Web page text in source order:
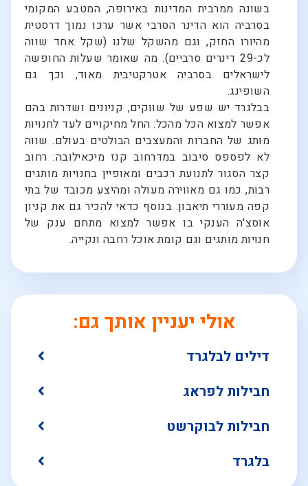
בשונה ממרבית המדינות באירופה, המטבע המקומי
בסרביה הוא הדינר הסרבי אשר ערכו נמוך דרסטית
מהיורו החזק, וגם מהשקל שלנו (שקל אחד שווה
לכ-29 דינרים סרביים). מה שאומר שעלות החופשה
לישראלים בסרביה אטרקטיבית מאוד, וכך גם
השופינג.
בבלגרד יש שפע של שווקים, קניונים ושדרות בהם
אפשר למצוא הכל מהכל: החל מחיקויים לעד לחנויות
מותג של החברות והמעצבים הבולטים בעולם. שווה
לא לפספס סיבוב במדרחוב קנז מיכאילובה: רחוב
קצר הסגור לתנועת רכבים ומאופיין בחנויות מותגים
רבות, כמו גם מאווירה מעולה ומהיצע מכובד של בתי
קפה מעוררי תיאבון. בנוסף כדאי להכיר גם את קניון
אוסצ'ה הענקי בו אפשר למצוא מתחם ענק של
חנויות מותגים וגם קומת אוכל רחבה ונקייה.
אולי יעניין אותך גם:
דילים לבלגרד
חבילות לפראג
חבילות לבוקרשט
בלגרד